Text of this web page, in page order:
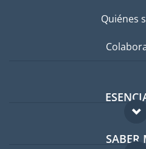
Quiénes
Foro para
Guía para
SABER